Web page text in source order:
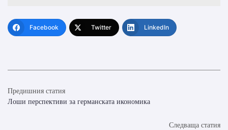
Facebook Twitter LinkedIn
Предишния статия
Лоши перспективи за германската икономика
Следваща статия